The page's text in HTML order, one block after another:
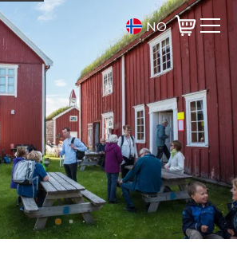
NO
Varukorg